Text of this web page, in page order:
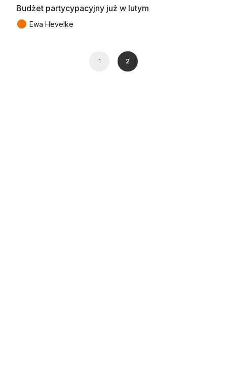
Budżet partycypacyjny już w lutym
● Ewa Hevelke
1 2